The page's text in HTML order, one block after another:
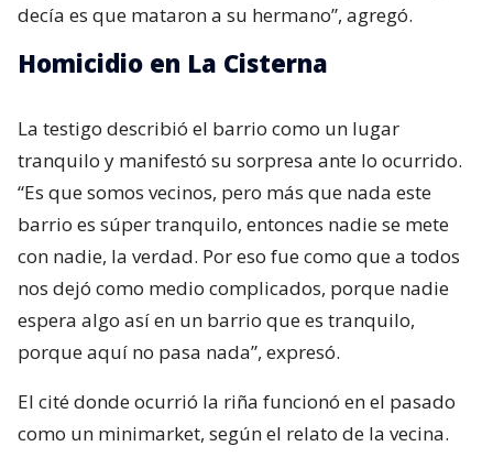
decía es que mataron a su hermano”, agregó.
Homicidio en La Cisterna
La testigo describió el barrio como un lugar
tranquilo y manifestó su sorpresa ante lo ocurrido.
“Es que somos vecinos, pero más que nada este
barrio es súper tranquilo, entonces nadie se mete
con nadie, la verdad. Por eso fue como que a todos
nos dejó como medio complicados, porque nadie
espera algo así en un barrio que es tranquilo,
porque aquí no pasa nada”, expresó.
El cité donde ocurrió la riña funcionó en el pasado
como un minimarket, según el relato de la vecina.